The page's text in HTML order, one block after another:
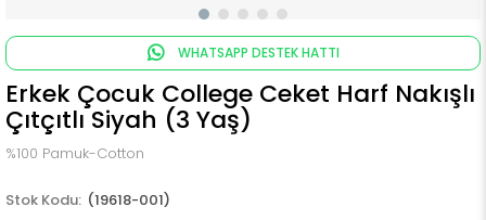
WHATSAPP DESTEK HATTI
Erkek Çocuk College Ceket Harf Nakışlı
Çıtçıtlı Siyah (3 Yaş)
%100 Pamuk-Cotton
(19618-001)